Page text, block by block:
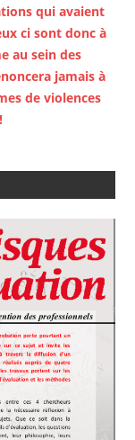
qui avaient
ci sont donc à
au sein des
jamais à
de violences